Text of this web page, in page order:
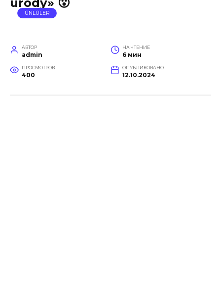
ÜNLÜLER
АВТОР
admin
НА ЧТЕНИЕ
6 мин
ПРОСМОТРОВ
400
ОПУБЛИКОВАНО
12.10.2024